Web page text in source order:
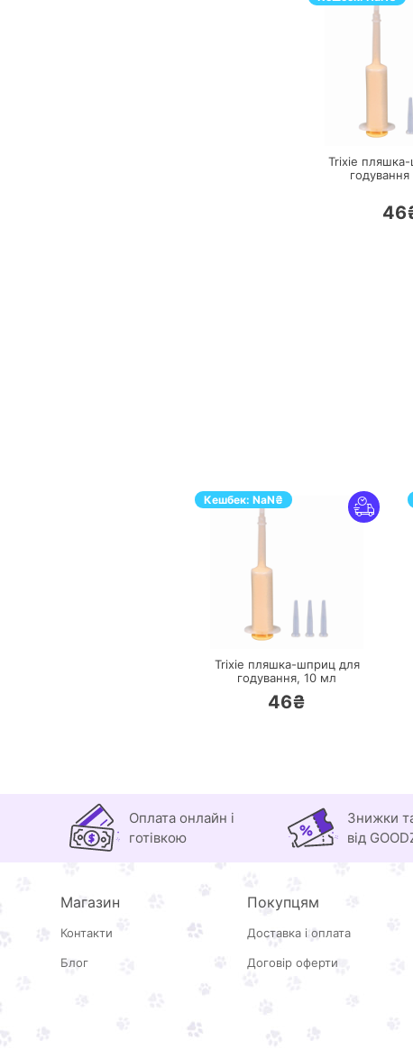
Trixie
годування
Кешбек: NaN₴
ПЕРЕЙТИ
Trixie пляшка-шприц для
годування, 10 мл
46₴
Оплата онлайн і
готівкою
Знижки
від
Магазин
Контакти
Блог
Покупцям
Доставка і оплата
Договір оферти